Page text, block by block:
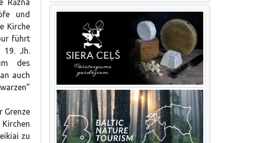
Rāzna
und
Kirche
führt
19. Jh.
des
auch
Grenze
zu